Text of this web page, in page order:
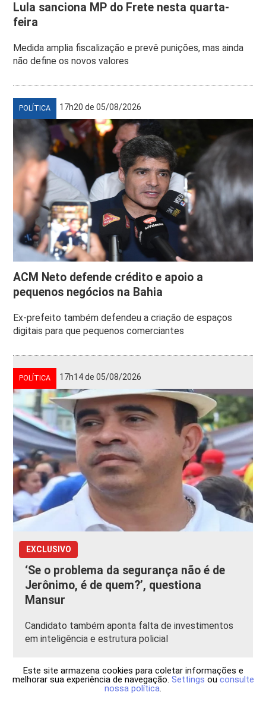
Lula sanciona MP do Frete nesta quarta-
feira
Medida amplia fiscalização e prevê punições, mas ainda
não define os novos valores
POLÍTICA 17h20 de 05/08/2026
ACM Neto defende crédito e apoio a
pequenos negócios na Bahia
Ex-prefeito também defendeu a criação de espaços
digitais para que pequenos comerciantes
POLÍTICA 17h14 de 05/08/2026
EXCLUSIVO
‘Se o problema da segurança não é de
Jerônimo, é de quem?’, questiona
Mansur
Candidato também aponta falta de investimentos
em inteligência e estrutura policial
Este site armazena cookies para coletar informações e
melhorar sua experiência de navegação. Settings ou consulte
nossa política.